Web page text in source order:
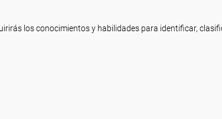
los conocimientos y habilidades para identificar,